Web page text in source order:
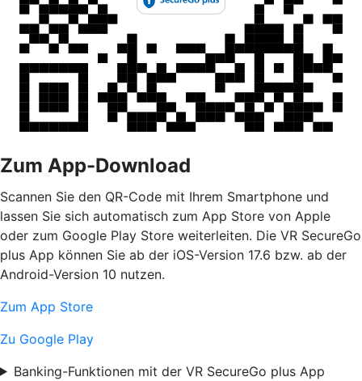
Zum App-Download
Scannen Sie den QR-Code mit Ihrem Smartphone und
lassen Sie sich automatisch zum App Store von Apple
oder zum Google Play Store weiterleiten. Die VR SecureGo
plus App können Sie ab der iOS-Version 17.6 bzw. ab der
Android-Version 10 nutzen.
Zum App Store
Zu Google Play
Banking-Funktionen mit der VR SecureGo plus App